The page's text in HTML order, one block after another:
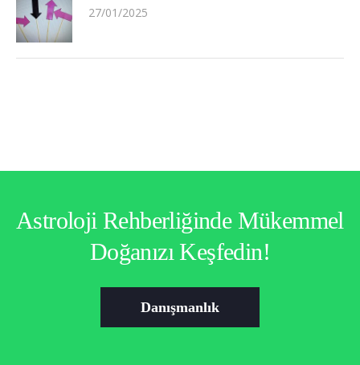
27/01/2025
Astroloji Rehberliğinde Mükemmel
Doğanızı Keşfedin!
Danışmanlık